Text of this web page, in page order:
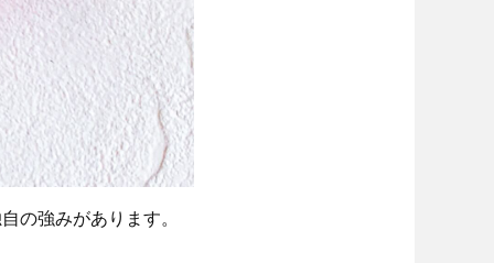
の強みがあります。